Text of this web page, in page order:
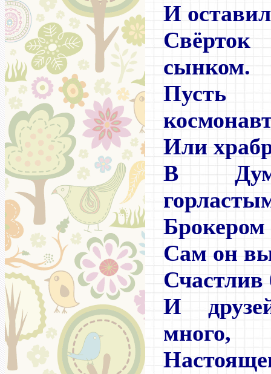
И
сынком.
Пусть
Или
В
Сам он
Счастлив
И
много,